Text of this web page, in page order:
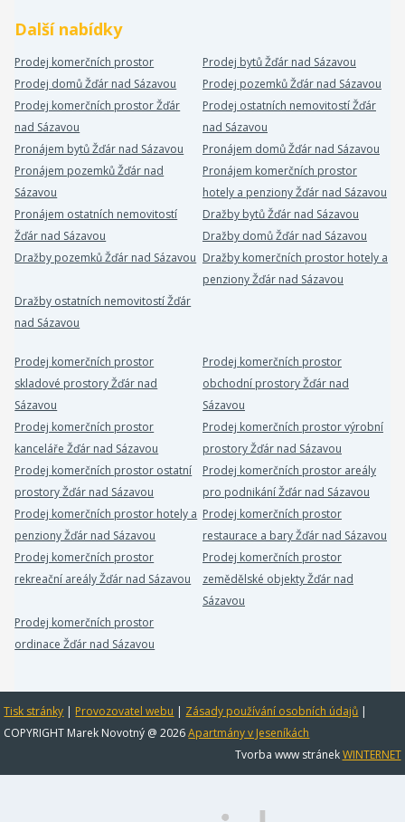
Další nabídky
Prodej komerčních prostor
Prodej bytů Žďár nad Sázavou
Prodej domů Žďár nad Sázavou
Prodej pozemků Žďár nad Sázavou
Prodej komerčních prostor Žďár
nad Sázavou
Prodej ostatních nemovitostí Žďár
nad Sázavou
Pronájem bytů Žďár nad Sázavou
Pronájem domů Žďár nad Sázavou
Pronájem pozemků Žďár nad
Sázavou
Pronájem komerčních prostor
hotely a penziony Žďár nad Sázavou
Pronájem ostatních nemovitostí
Žďár nad Sázavou
Dražby bytů Žďár nad Sázavou
Dražby domů Žďár nad Sázavou
Dražby pozemků Žďár nad Sázavou Dražby komerčních prostor hotely a
penziony Žďár nad Sázavou
Dražby ostatních nemovitostí Žďár
nad Sázavou
Prodej komerčních prostor
skladové prostory Žďár nad
Sázavou
Prodej komerčních prostor
obchodní prostory Žďár nad
Sázavou
Prodej komerčních prostor
kanceláře Žďár nad Sázavou
Prodej komerčních prostor výrobní
prostory Žďár nad Sázavou
Prodej komerčních prostor ostatní
prostory Žďár nad Sázavou
Prodej komerčních prostor areály
pro podnikání Žďár nad Sázavou
Prodej komerčních prostor hotely a
penziony Žďár nad Sázavou
Prodej komerčních prostor
restaurace a bary Žďár nad Sázavou
Prodej komerčních prostor
rekreační areály Žďár nad Sázavou
Prodej komerčních prostor
zemědělské objekty Žďár nad
Sázavou
Prodej komerčních prostor
ordinace Žďár nad Sázavou
Tisk stránky | Provozovatel webu | Zásady používání osobních údajů |
COPYRIGHT Marek Novotný @ 2026Apartmány v Jeseníkách
Tvorba www stránekWINTERNET